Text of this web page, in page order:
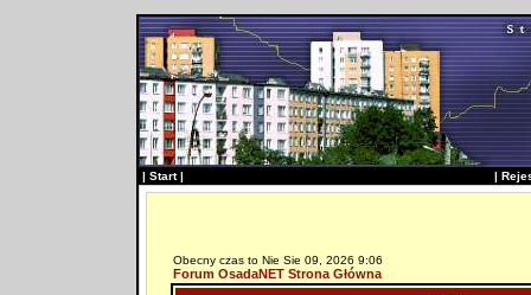
| Start| |
Obecny czas to Nie Sie 09, 2026 9:06
Forum OsadaNET Strona Główna